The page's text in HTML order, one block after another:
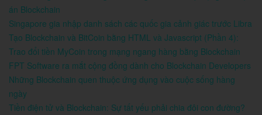
án Blockchain
Singapore gia nhập danh sách các quốc gia cảnh giác trước Libra
Tạo Blockchain và BitCoin bằng HTML và Javascript (Phần 4):
Trao đổi tiền MyCoin trong mạng ngang hàng bằng Blockchain
FPT Software ra mắt cộng đồng dành cho Blockchain Developers
Những Blockchain quen thuộc ứng dụng vào cuộc sống hàng
ngày
Tiền điện tử và Blockchain: Sự tất yếu phải chia đôi con đường?